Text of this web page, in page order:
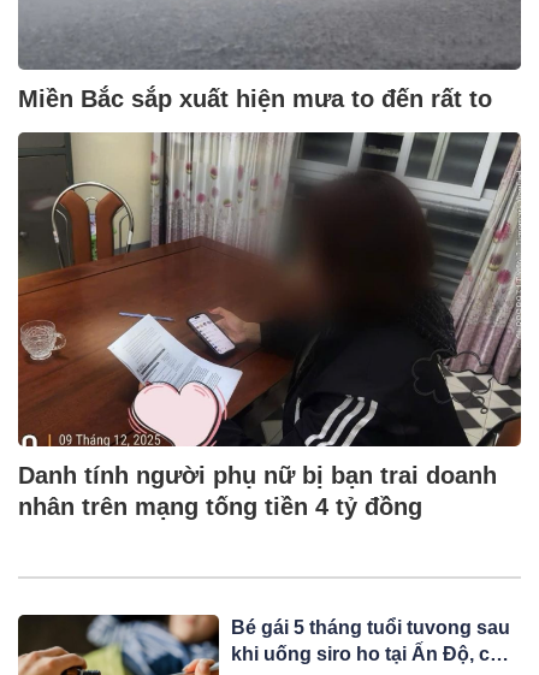
Miền Bắc sắp xuất hiện mưa to đến rất to
Danh tính người phụ nữ bị bạn trai doanh
nhân trên mạng tống tiền 4 tỷ đồng
Bé gái 5 tháng tuổi tuvong sau
khi uống siro ho tại Ấn Độ, cửa